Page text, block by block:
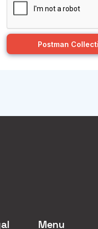
Postman
Menu